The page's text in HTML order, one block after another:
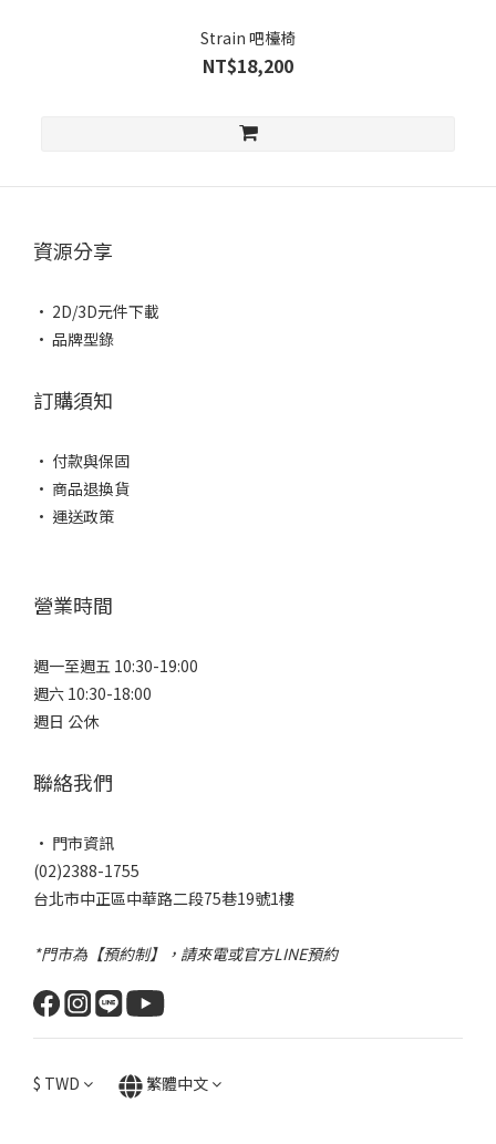
Strain 吧檯椅
NT$18,200
資源分享
• 2D/3D元件下載
• 品牌型錄
訂購須知
• 付款與保固
• 商品退換貨
• 運送政策
營業時間
週一至週五 10:30-19:00
週六 10:30-18:00
週日 公休
聯絡我們
• 門市資訊
(02)2388-1755
台北市中正區中華路二段75巷19號1樓
*門市為【預約制】，請來電或官方LINE預約
$ TWD 繁體中文